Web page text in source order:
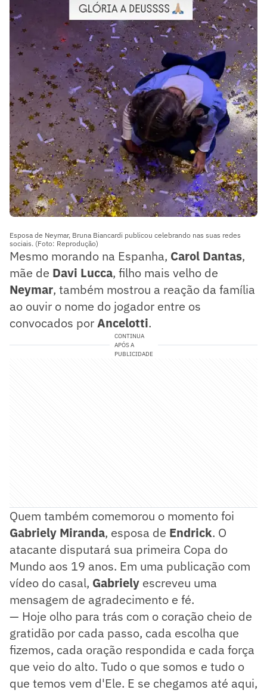
Esposa de Neymar, Bruna Biancardi publicou celebrando nas suas redes
sociais. (Foto: Reprodução)
Mesmo morando na Espanha, Carol Dantas,
mãe de Davi Lucca, filho mais velho de
Neymar, também mostrou a reação da família
ao ouvir o nome do jogador entre os
convocados porAncelotti.
CONTINUA
APÓS A
PUBLICIDADE
Quem também comemorou o momento foi
Gabriely Miranda, esposa de Endrick. O
atacante disputará sua primeira Copa do
Mundo aos 19 anos. Em uma publicação com
vídeo do casal, Gabriely escreveu uma
mensagem de agradecimento e fé.
— Hoje olho para trás com o coração cheio de
gratidão por cada passo, cada escolha que
fizemos, cada oração respondida e cada força
que veio do alto. Tudo o que somos e tudo o
que temos vem d'Ele. E se chegamos até aqui,